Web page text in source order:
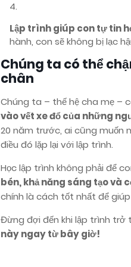
Lập trình giúp con tự tin
hành, con sẽ không bị lạc
Chúng ta có thể
chân
Chúng ta – thế hệ cha mẹ –
vào vết xe đổ của những
20 năm trước, ai cũng muốn
điều đó lặp lại với lập trình.
Học lập trình không phải để
bén, khả năng sáng tạo và
chính là cách tốt nhất để
Đừng đợi đến khi lập trình trở
này ngay từ bây giờ!